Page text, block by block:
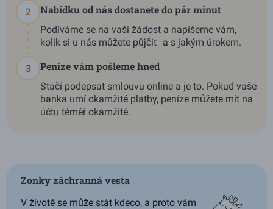
2 Nabídku od nás dostanete do pár minut
Podíváme se na vaši žádost a napíšeme vám,
kolik si u nás můžete půjčit a s jakým úrokem.
3 Peníze vám pošleme hned
Stačí podepsat smlouvu online a je to. Pokud vaše
banka umí okamžité platby, peníze můžete mít na
účtu téměř okamžitě.
Zonky záchranná vesta
V životě se může stát kdeco, a proto vám